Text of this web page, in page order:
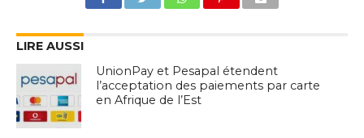
LIRE AUSSI
UnionPay et Pesapal étendent
l’acceptation des paiements par carte
en Afrique de l’Est